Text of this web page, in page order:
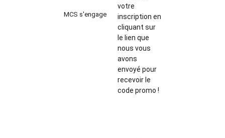
MCS s'engage
votre
inscription en
cliquant sur
le lien que
nous vous
avons
envoyé pour
recevoir le
code promo !